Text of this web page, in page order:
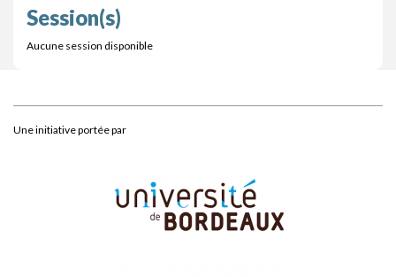
Session(s)
Aucune session disponible
Une initiative portée par